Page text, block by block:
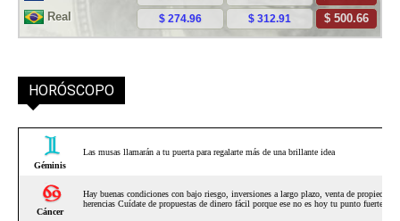
HORÓSCOPO